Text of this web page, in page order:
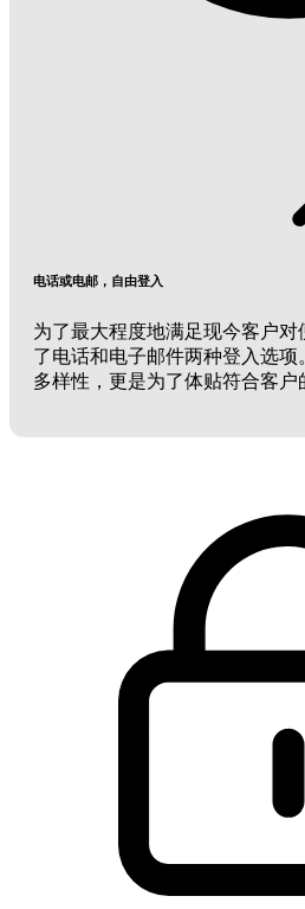
电话或电邮，自由登入
为了最大程度地满足现今客户
了电话和电子邮件两种登入选
多样性，更是为了体贴符合客户